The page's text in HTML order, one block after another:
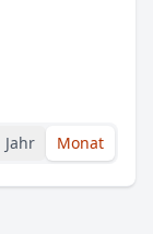
Jahr Monat